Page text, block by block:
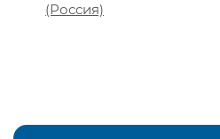
(Россия)